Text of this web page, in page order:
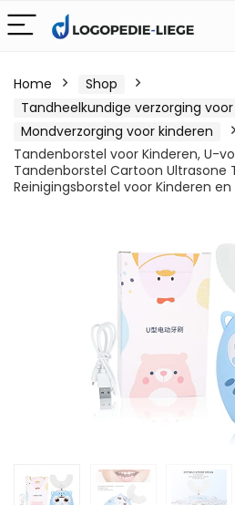
Home
Shop
Tandheelkundige verzorging
Mondverzorging voor kinderen
Tandenborstel voor Kinderen, U-
Tandenborstel Cartoon Ultrasone
Reinigingsborstel voor Kinderen